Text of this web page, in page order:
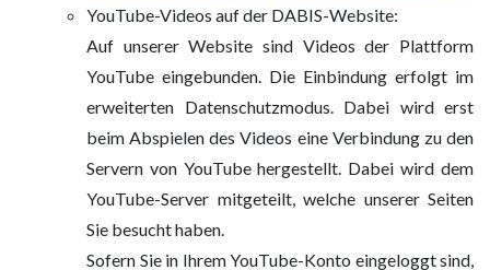
YouTube-Videos auf der DABIS-Website:
Auf unserer Website sind Videos der Plattform
YouTube eingebunden. Die Einbindung erfolgt im
erweiterten Datenschutzmodus. Dabei wird erst
beim Abspielen des Videos eine Verbindung zu den
Servern von YouTube hergestellt. Dabei wird dem
YouTube-Server mitgeteilt, welche unserer Seiten
Sie besucht haben.
Sofern Sie in Ihrem YouTube-Konto eingeloggt sind,